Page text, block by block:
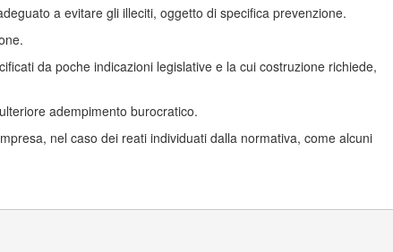
a evitare gli illeciti, oggetto di specifica prevenzione.
da poche indicazioni legislative e la cui costruzione richiede,
adempimento burocratico.
nel caso dei reati individuati dalla normativa, come alcuni